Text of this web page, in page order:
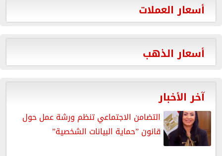
أسعار العملات
أسعار الذهب
آخر الأخبار
التضامن الاجتماعي تنظم ورشة عمل حول
قانون ”حماية البيانات الشخصية”